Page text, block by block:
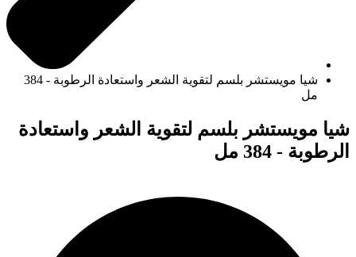
شيا مويستشر بلسم لتقوية الشعر واستعادة الرطوبة - 384
مل
شيا مويستشر بلسم لتقوية الشعر واستعادة
الرطوبة - 384 مل